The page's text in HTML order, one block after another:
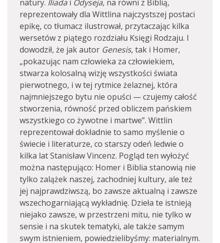
natury. Iliada i Odyseja, na równi z Biblią,
reprezentowały dla Wittlina najczystszej postaci
epikę, co tłumacz ilustrował, przytaczając kilka
wersetów z piątego rozdziału Księgi Rodzaju. I
dowodził, że jak autor Genesis, tak i Homer,
„pokazując nam człowieka za człowiekiem,
stwarza kolosalną wizję wszystkości świata
pierwotnego, i w tej rytmice żelaznej, która
najmniejszego bytu nie opuści — czujemy całość
stworzenia, równość przed obliczem pańskiem
wszystkiego co żywotne i martwe”. Wittlin
reprezentował dokładnie to samo myślenie o
świecie i literaturze, co starszy odeń ledwie o
kilka lat Stanisław Vincenz. Pogląd ten wyłożyć
można następująco: Homer i Biblia stanowią nie
tylko zalążek naszej, zachodniej kultury, ale też
jej najprawdziwszą, bo zawsze aktualną i zawsze
wszechogarniającą wykładnię. Dzieła te istnieją
niejako zawsze, w przestrzeni mitu, nie tylko w
sensie i na skutek tematyki, ale także samym
swym istnieniem, powiedzielibyśmy: materialnym.